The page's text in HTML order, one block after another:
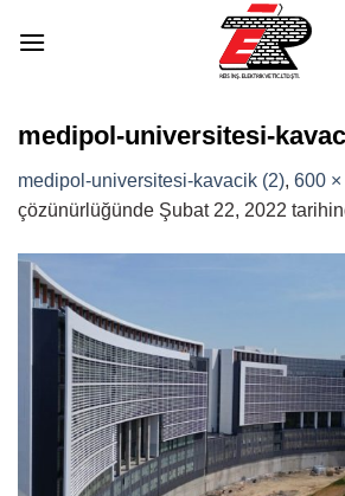
medipol-universitesi-
medipol-universitesi-kavacik (2), 600
çözünürlüğünde Şubat 22, 2022